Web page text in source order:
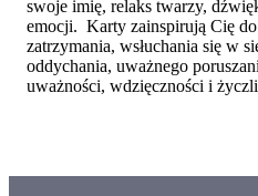
swoje imię, relaks twarzy,
emocji. Karty zainspirują Cię
zatrzymania, wsłuchania się w
oddychania, uważnego
uważności, wdzięczności i